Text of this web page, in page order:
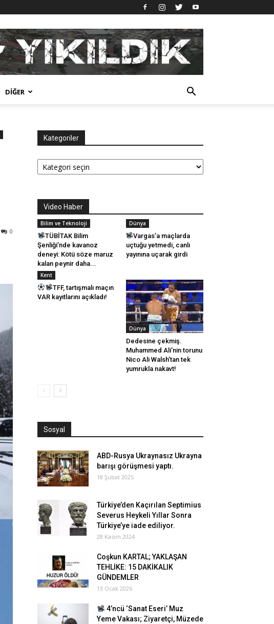
DIĞER
0
Kategoriler
Kategoriler
Video Haber
Bilim ve Teknoloji
TÜBİTAK Bilim
Şenliği’nde kavanoz
deneyi: Kötü söze maruz
kalan peynir daha...
Dünya
Vargas’a maçlarda
uçtuğu yetmedi, canlı
yayınına uçarak girdi
Kent
TFF, tartışmalı maçın
VAR kayıtlarını açıkladı!
Dünya
Dedesine çekmiş.
Muhammed Ali’nin torunu
Nico Ali Walsh’tan tek
yumrukla nakavt!
Sosyal
ABD-Rusya Ukraynasız Ukrayna
barışı görüşmesi yaptı.
18 Şubat 2025
Türkiye’den Kaçırılan Septimius
Severus Heykeli Yıllar Sonra
Türkiye’ye iade ediliyor.
28 Kasım 2024
Coşkun KARTAL; YAKLAŞAN
TEHLİKE: 15 DAKİKALIK
GÜNDEMLER
13 Ocak 2026
4’ncü ‘Sanat Eseri’ Muz
Yeme Vakası; Ziyaretçi, Müzede